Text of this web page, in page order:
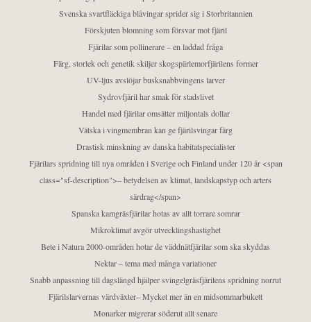
Svenska svartfläckiga blåvingar sprider sig i Storbritannien
Förskjuten blomning som försvar mot fjäril
Fjärilar som pollinerare – en laddad fråga
Färg, storlek och genetik skiljer skogspärlemorfjärilens former
UV-ljus avslöjar busksnabbvingens larver
Sydrovfjäril har smak för stadslivet
Handel med fjärilar omsätter miljontals dollar
Vätska i vingmembran kan ge fjärilsvingar färg
Drastisk minskning av danska habitatspecialister
Fjärilars spridning till nya områden i Sverige och Finland under 120 år <span
class="sf-description">– betydelsen av klimat, landskapstyp och arters
särdrag</span>
Spanska kamgräsfjärilar hotas av allt torrare somrar
Mikroklimat avgör utvecklingshastighet
Bete i Natura 2000-områden hotar de väddnätfjärilar som ska skyddas
Nektar – tema med många variationer
Snabb anpassning till dagslängd hjälper svingelgräsfjärilens spridning norrut
Fjärilslarvernas värdväxter– Mycket mer än en midsommarbukett
Monarker migrerar söderut allt senare